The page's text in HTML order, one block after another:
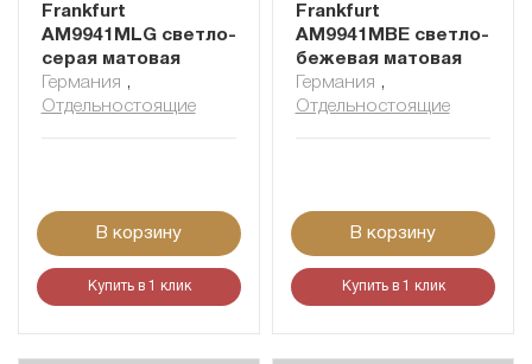
Frankfurt
AM9941MLG светло-
серая матовая
Германия ,
Отдельностоящие
В корзину
Купить в 1 клик
Frankfurt
AM9941MBE светло-
бежевая матовая
Германия ,
Отдельностоящие
В корзину
Купить в 1 клик